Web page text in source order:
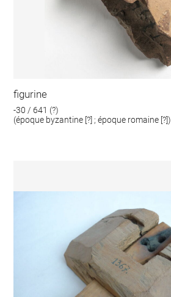
figurine
-30 / 641 (?)
(époque byzantine [?] ; époque romaine [?])